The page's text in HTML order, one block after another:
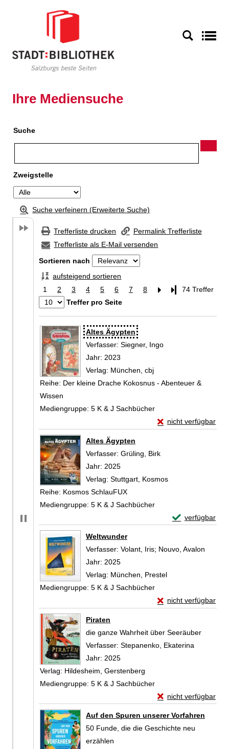
Ihre Mediensuche
Suche
Zweigstelle
Suche verfeinern (Erweiterte Suche)
Trefferliste drucken
Permalink Trefferliste
Trefferliste als E-Mail versenden
Sortieren nach
aufsteigend sortieren
1
2 3 4 5 6 7 8 Letzte Seite
74 Treffer
Treffer pro Seite
Suchergebnis
Zu den Suchfiltern springen
Altes Ägypten
Verfasser: Siegner, Ingo
Jahr: 2023
Verlag: München, cbj
Reihe: Der kleine Drache Kokosnus - Abenteuer &
Wissen
Mediengruppe: 5 K & J Sachbücher
nicht verfügbar
Exemplar-Details
Altes Ägypten
Verfasser: Grüling, Birk
Jahr: 2025
Verlag: Stuttgart, Kosmos
Reihe: Kosmos SchlauFUX
Mediengruppe: 5 K & J Sachbücher
verfügbar
Exemplar-
Weltwunder
Verfasser: Volant, Iris; Nouvo, Avalon
Jahr: 2025
Verlag: München, Prestel
Mediengruppe: 5 K & J Sachbücher
nicht verfügbar
Exemplar-Details
Piraten
die ganze Wahrheit über Seeräuber
Verfasser: Stepanenko, Ekaterina
Jahr: 2025
Verlag: Hildesheim, Gerstenberg
Mediengruppe: 5 K & J Sachbücher
nicht verfügbar
Exemplar-Details
Auf den Spuren unserer Vorfahren
50 Funde, die die Geschichte neu
erzählen